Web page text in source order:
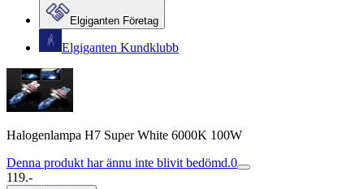
Elgiganten Företag
Elgiganten Kundklubb
Halogenlampa H7 Super White 6000K 100W
Denna produkt har ännu inte blivit bedömd.0
119.-